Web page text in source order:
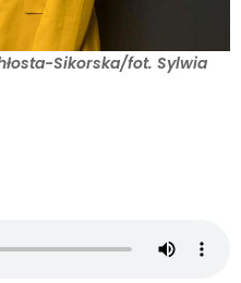
Sikorska/fot. Sylwia